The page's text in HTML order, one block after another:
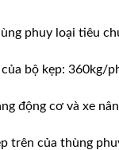
phuy loại tiêu
bộ kẹp: 360kg/
động cơ và xe
trên của thùng